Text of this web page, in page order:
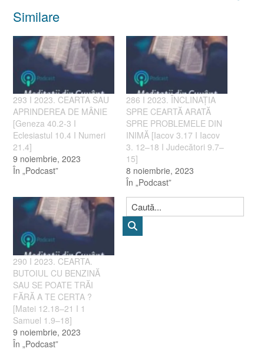
Similare
293 I 2023. CEARTA SAU
APRINDEREA DE MÂNIE
[Geneza 40.2-3 I
Eclesiastul 10.4 I Numeri
21.4]
9 noiembrie, 2023
În „Podcast”
286 I 2023. ÎNCLINAȚIA
SPRE CEARTĂ ARATĂ
SPRE PROBLEMELE DIN
INIMĂ [Iacov 3.17 I Iacov
3. 12–18 I Judecători 9.7–
15]
8 noiembrie, 2023
În „Podcast”
290 I 2023. CEARTA.
BUTOIUL CU BENZINĂ
SAU SE POATE TRĂI
FĂRĂ A TE CERTA ?
[Matei 12.18–21 I 1
Samuel 1.9–18]
9 noiembrie, 2023
În „Podcast”